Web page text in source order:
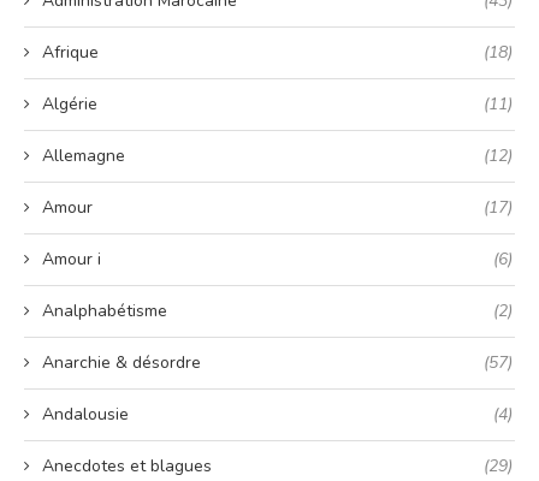
Afrique (18)
Algérie (11)
Allemagne (12)
Amour (17)
Amour i (6)
Analphabétisme (2)
Anarchie & désordre (57)
Andalousie (4)
Anecdotes et blagues (29)